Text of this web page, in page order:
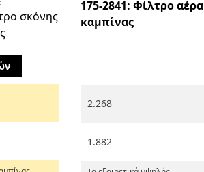
σκόνης
175-2841: Φίλτρο αέρα
καμπίνας
2.268
1.882